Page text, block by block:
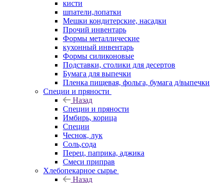
кисти
шпатели,лопатки
Мешки кондитерские, насадки
Прочий инвентарь
Формы металлические
кухонный инвентарь
Формы силиконовые
Подставки, столики для десертов
Бумага для выпечки
Пленка пищевая, фольга, бумага д/выпечки
Специи и пряности
Назад
Специи и пряности
Имбирь, корица
Специи
Чеснок, лук
Соль,сода
Перец, паприка, аджика
Смеси приправ
Хлебопекарное сырье
Назад